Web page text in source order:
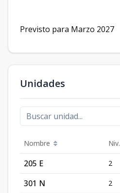
Previsto para Marzo 2027
Unidades
Nombre Niv.
205 E 2
301 N 2